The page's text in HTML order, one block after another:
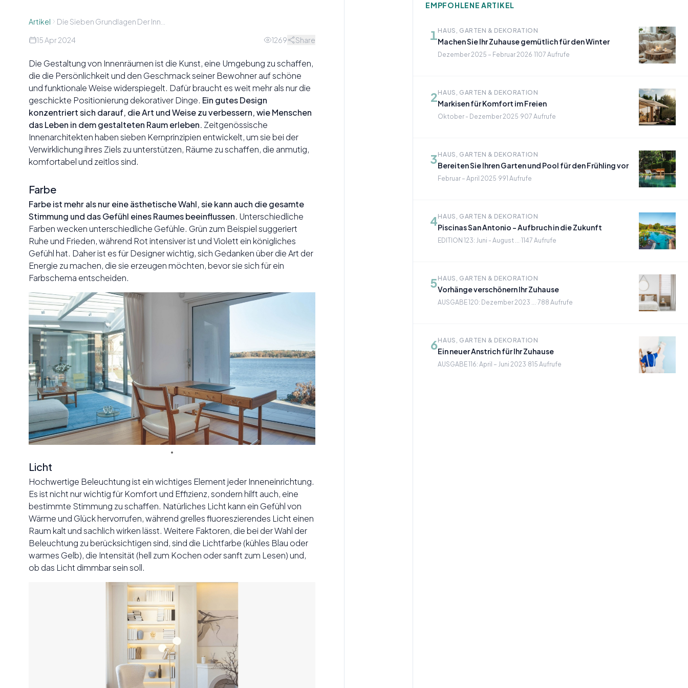
Artikel
15 Apr 2024
1269 Share
Die Gestaltung von Innenräumen ist die Kunst, eine Umgebung zu schaffen,
die die Persönlichkeit und den Geschmack seiner Bewohner auf schöne
und funktionale Weise widerspiegelt. Dafür braucht es weit mehr als nur die
geschickte Positionierung dekorativer Dinge. Ein gutes Design
konzentriert sich darauf, die Art und Weise zu verbessern, wie Menschen
das Leben in dem gestalteten Raum erleben. Zeitgenössische
Innenarchitekten haben sieben Kernprinzipien entwickelt, um sie bei der
Verwirklichung ihres Ziels zu unterstützen, Räume zu schaffen, die anmutig,
komfortabel und zeitlos sind.
Farbe
Farbe ist mehr als nur eine ästhetische Wahl, sie kann auch die gesamte
Stimmung und das Gefühl eines Raumes beeinflussen. Unterschiedliche
Farben wecken unterschiedliche Gefühle. Grün zum Beispiel suggeriert
Ruhe und Frieden, während Rot intensiver ist und Violett ein königliches
Gefühl hat. Daher ist es für Designer wichtig, sich Gedanken über die Art der
Energie zu machen, die sie erzeugen möchten, bevor sie sich für ein
Farbschema entscheiden.
Licht
Hochwertige Beleuchtung ist ein wichtiges Element jeder Inneneinrichtung.
Es ist nicht nur wichtig für Komfort und Effizienz, sondern hilft auch, eine
bestimmte Stimmung zu schaffen. Natürliches Licht kann ein Gefühl von
Wärme und Glück hervorrufen, während grelles fluoreszierendes Licht einen
Raum kalt und sachlich wirken lässt. Weitere Faktoren, die bei der Wahl der
Beleuchtung zu berücksichtigen sind, sind die Lichtfarbe (kühles Blau oder
warmes Gelb), die Intensität (hell zum Kochen oder sanft zum Lesen) und,
ob das Licht dimmbar sein soll.
EMPFOHLENE ARTIKEL
1HAUS, GARTEN & DEKORATION
Machen Sie Ihr Zuhause gemütlich für den Winter
Dezember 2025 – Februar 2026·1107 Aufrufe
2HAUS, GARTEN & DEKORATION
Markisen für Komfort im Freien
Oktober - Dezember 2025·907 Aufrufe
3HAUS, GARTEN & DEKORATION
Bereiten Sie Ihren Garten und Pool für den Frühling vor
Februar – April 2025·991 Aufrufe
4HAUS, GARTEN & DEKORATION
Piscinas San Antonio - Aufbruch in die Zukunft
EDITION 123: Juni - August ...·1147 Aufrufe
5HAUS, GARTEN & DEKORATION
Vorhänge verschönern Ihr Zuhause
AUSGABE 120: Dezember 2023 ...·788 Aufrufe
6HAUS, GARTEN & DEKORATION
Ein neuer Anstrich für Ihr Zuhause
AUSGABE 116: April – Juni 2023·815 Aufrufe